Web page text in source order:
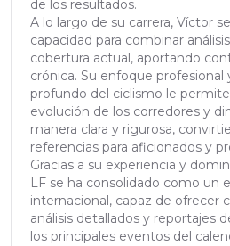
de los resultados.
A lo largo de su carrera, Víctor
capacidad para combinar
cobertura actual, aportando
crónica. Su enfoque
profundo del ciclismo le
evolución de los corredores y
manera clara y rigurosa,
referencias para aficionados y
Gracias a su experiencia y
LF se ha consolidado como un
internacional, capaz de ofrecer
análisis detallados y reportajes
los principales eventos del